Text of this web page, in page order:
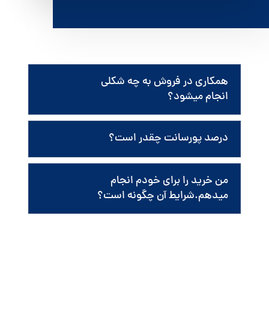
همکاری در فروش به چه شکلی
انجام میشود؟
درصد پورسانت چقدر است؟
من خرید را برای خودم انجام
میدهم.شرایط آن چگونه است؟